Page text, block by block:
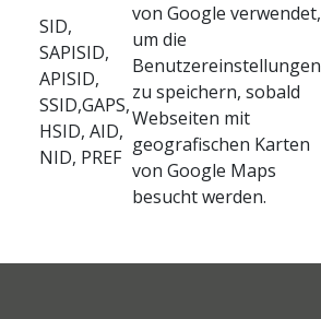
SID,
SAPISID,
APISID,
SSID,GAPS,
HSID, AID,
NID, PREF
von Google verwendet,
um die
Benutzereinstellungen
zu speichern, sobald
Webseiten mit
geografischen Karten
von Google Maps
besucht werden.